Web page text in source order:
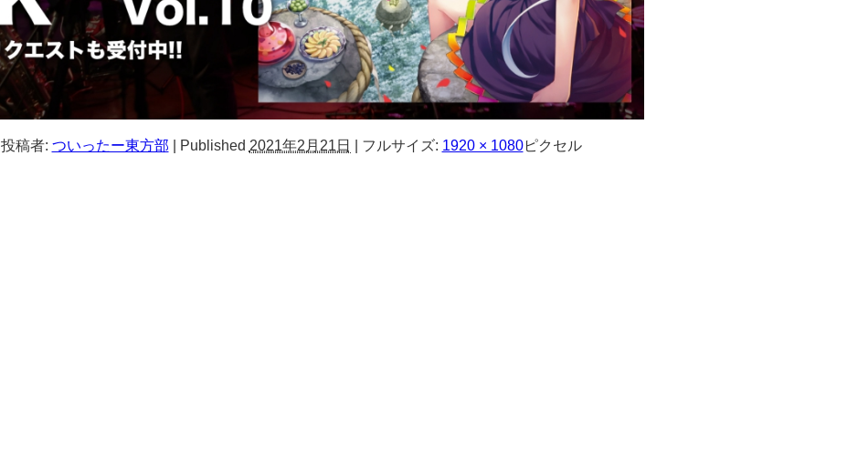
投稿者: ついったー東方部 Published 2021年2月21日 フルサイズ: 1920 × 1080ピクセル